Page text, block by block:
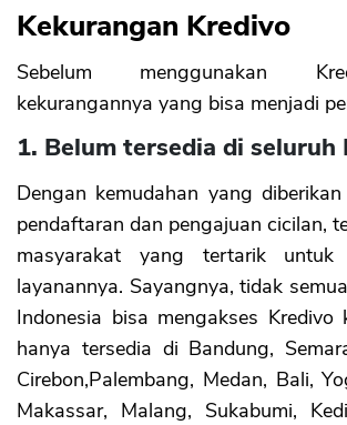
Kekurangan Kredivo
Sebelum menggunakan
kekurangannya yang bisa menjadi
1. Belum tersedia di seluruh
Dengan kemudahan yang
pendaftaran dan pengajuan cicilan,
masyarakat yang tertarik untuk
layanannya. Sayangnya, tidak
Indonesia bisa mengakses Kredivo
hanya tersedia di Bandung,
Cirebon,Palembang, Medan, Bali,
Makassar, Malang, Sukabumi,